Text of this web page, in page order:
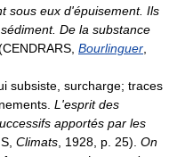
sous eux d'épuisement. Ils
De la substance
Bourlinguer
subsiste, surcharge; traces
L'esprit des
apportés par les
Climats , 1928, p. 25). On